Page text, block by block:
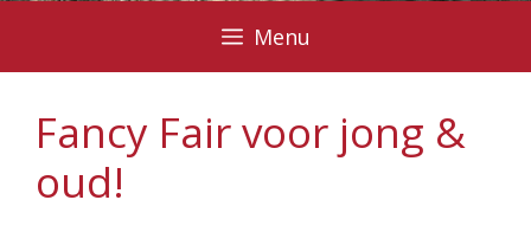
Menu
Fancy Fair voor jong &
oud!